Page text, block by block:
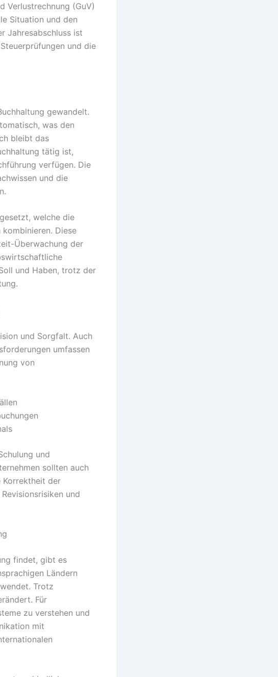
Verlustrechnung (GuV)
Situation und den
Jahresabschluss ist
und die
gewandelt.
was den
bleibt das
tätig ist,
verfügen. Die
und die
welche die
Diese
Überwachung der
und Haben, trotz der
und Sorgfalt. Auch
umfassen
von
und
sollten auch
Korrektheit der
und
findet, gibt es
Ländern
Trotz
Für
zu verstehen und
mit